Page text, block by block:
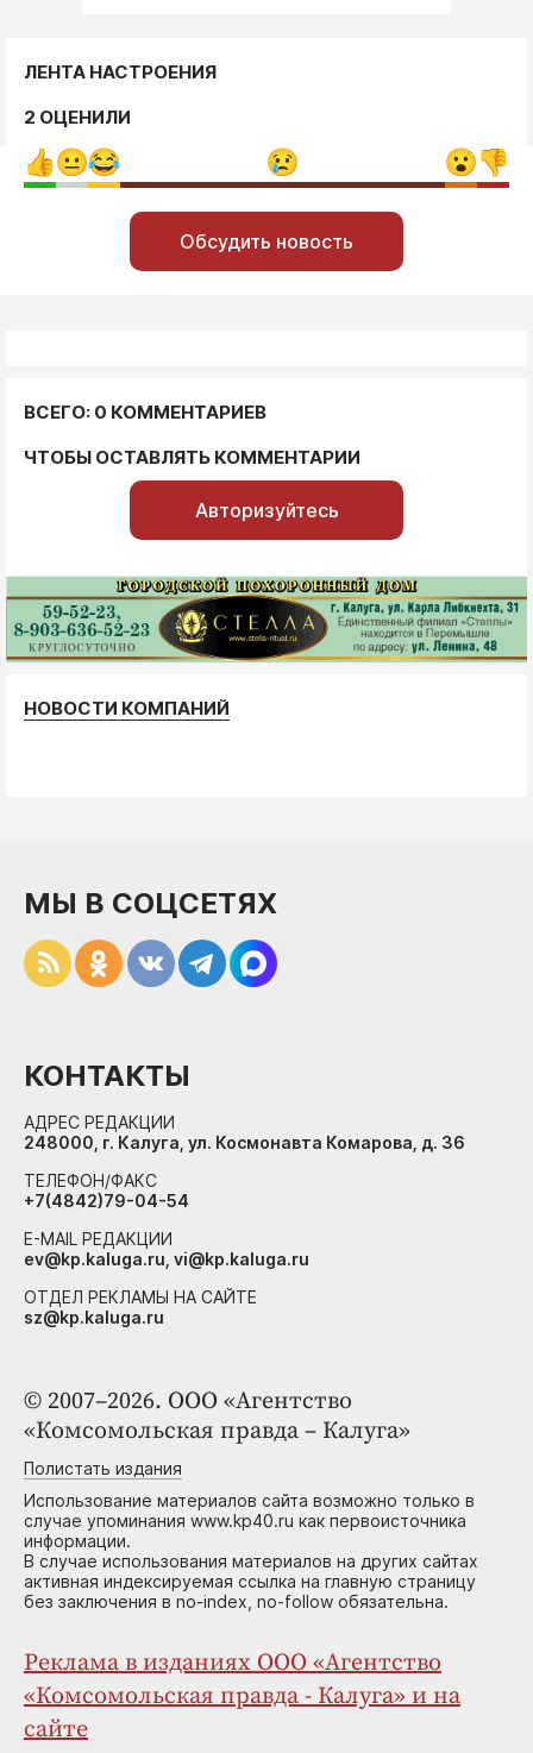
ЛЕНТА НАСТРОЕНИЯ
2 ОЦЕНИЛИ
Обсудить новость
ВСЕГО: 0 КОММЕНТАРИЕВ
ЧТОБЫ ОСТАВЛЯТЬ КОММЕНТАРИИ
Авторизуйтесь
НОВОСТИ КОМПАНИЙ
© 2007–2026. ООО «Агентство
«Комсомольская правда – Калуга»
Полистать издания
Использование материалов сайта возможно только в
случае упоминания www.kp40.ru как первоисточника
информации.
В случае использования материалов на других сайтах
активная индексируемая ссылка на главную страницу
без заключения в no-index, no-follow обязательна.
Реклама в изданиях ООО «Агентство
«Комсомольская правда - Калуга» и на
сайте
МЫ В СОЦСЕТЯХ
КОНТАКТЫ
АДРЕС РЕДАКЦИИ
248000, г. Калуга, ул. Космонавта Комарова, д. 36
ТЕЛЕФОН/ФАКС
+7(4842)79-04-54
E-MAIL РЕДАКЦИИ
ev@kp.kaluga.ru, vi@kp.kaluga.ru
ОТДЕЛ РЕКЛАМЫ НА САЙТЕ
sz@kp.kaluga.ru